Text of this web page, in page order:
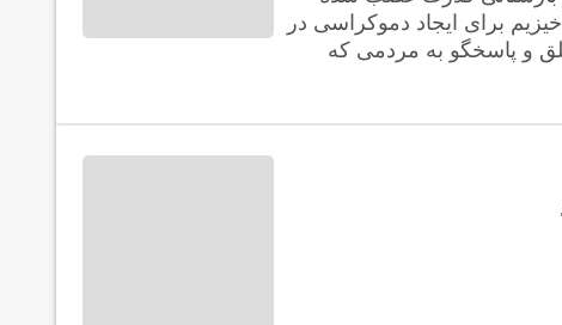
برای ایجاد دموکراسی در
و پاسخگو به مردمی که